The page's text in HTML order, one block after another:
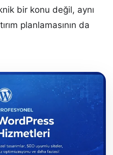
bir konu değil, aynı
planlamasının da